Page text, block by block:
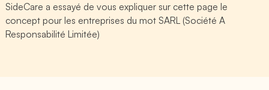
SideCare a essayé de vous expliquer sur cette page le
concept pour les entreprises du mot SARL (Société A
Responsabilité Limitée)